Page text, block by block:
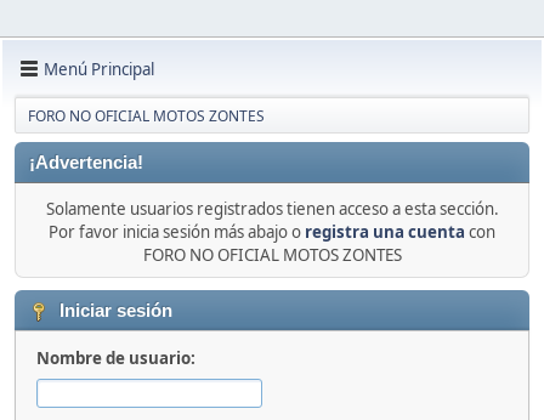
Menú Principal
FORO NO OFICIAL MOTOS ZONTES
¡Advertencia!
Solamente usuarios registrados tienen acceso a esta sección.
Por favor inicia sesión más abajo o registra una cuenta con
FORO NO OFICIAL MOTOS ZONTES
Iniciar sesión
Nombre de usuario: